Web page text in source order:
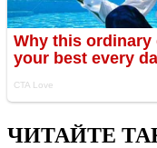
ЧИТАЙТЕ